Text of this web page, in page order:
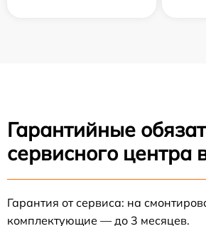
Гарантийные
сервисного центра
Гарантия от сервиса: на
комплектующие — до 3 месяцев.